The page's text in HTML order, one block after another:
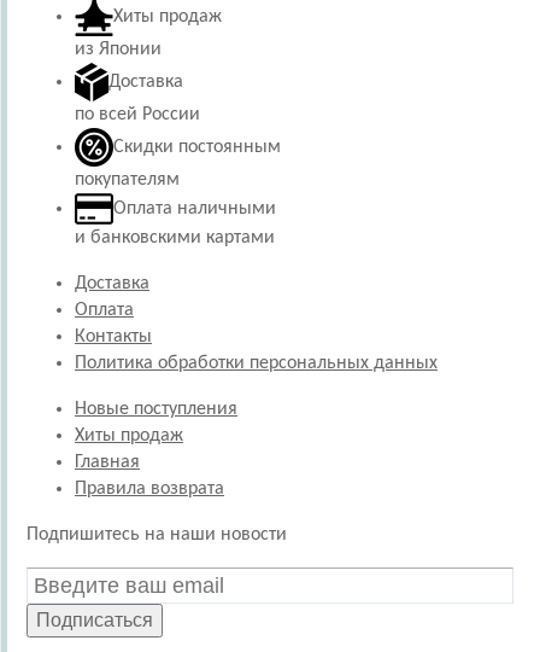
Хиты продаж
из Японии
Доставка
по всей России
Скидки постоянным
покупателям
Оплата наличными
и банковскими картами
Доставка
Оплата
Контакты
Политика обработки персональных данных
Новые поступления
Хиты продаж
Главная
Правила возврата
Подпишитесь на наши новости
Подписаться